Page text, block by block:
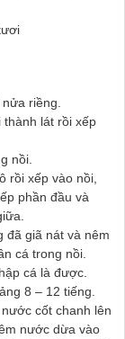
riềng.
thành lát rồi xếp
nồi.
rồi xếp vào nồi,
phần đầu và
đã giã nát và nêm
cá trong nồi.
cá là được.
8 – 12 tiếng.
cốt chanh lên
nước dừa vào